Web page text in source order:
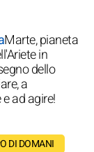
Marte, pianeta
in
dello
a
ad agire!
DI DOMANI